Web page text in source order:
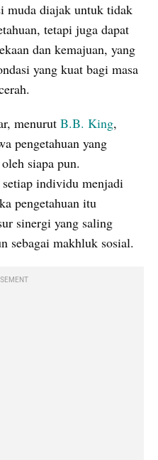
muda diajak untuk tidak
tetapi juga dapat
dan kemajuan, yang
yang kuat bagi masa
menurut B.B. King,
pengetahuan yang
siapa pun.
setiap individu menjadi
pengetahuan itu
sinergi yang saling
sebagai makhluk sosial.